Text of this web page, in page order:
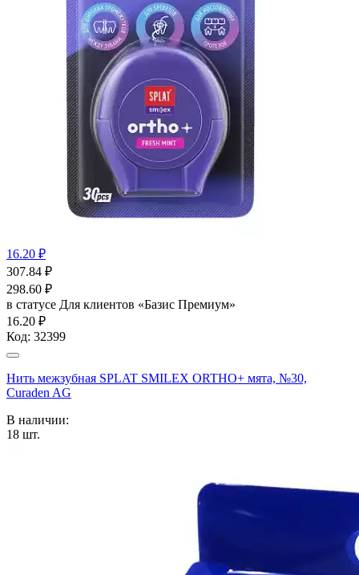
16.20 ₽
307.84 ₽
298.60 ₽
в статусе Для клиентов «Базис Премиум»
16.20 ₽
Код: 32399
Нить межзубная SPLAT SMILEX ORTHO+ мята, №30,
Curaden AG
В наличии:
18 шт.